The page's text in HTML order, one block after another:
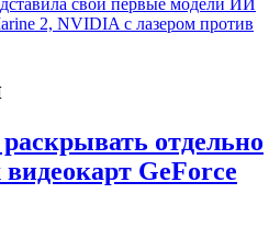
2, NVIDIA с лазером против
отдельно
видеокарт GeForce